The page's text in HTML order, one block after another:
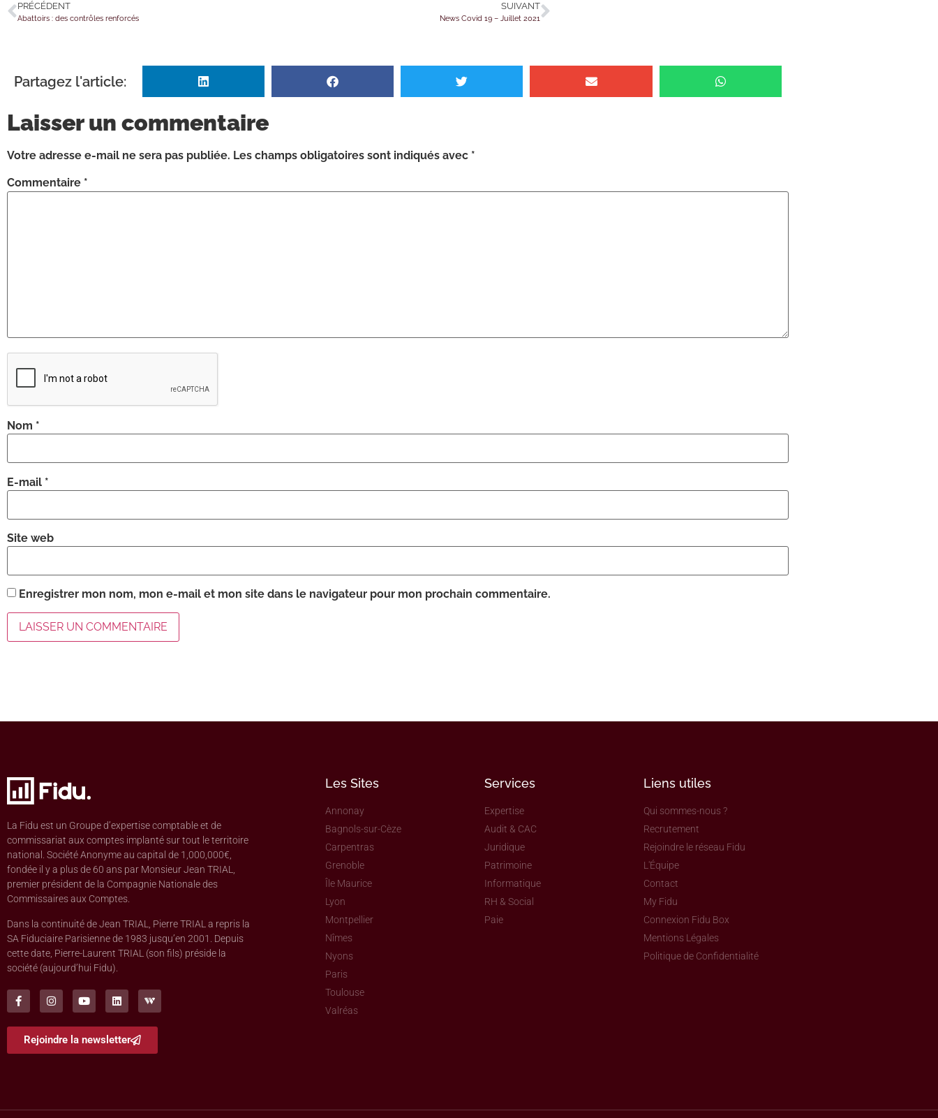
PRÉCÉDENT
Abattoirs : des contrôles renforcés
SUIVANT
News Covid 19 – Juillet 2021
Partagez l'article:
Laisser un commentaire
Votre adresse e-mail ne sera pas publiée. Les champs obligatoires sont indiqués avec *
Commentaire *
Nom *
E-mail *
Site web
Enregistrer mon nom, mon e-mail et mon site dans le navigateur pour mon prochain commentaire.
La Fidu est un Groupe d’expertise comptable et de
commissariat aux comptes implanté sur tout le territoire
national. Société Anonyme au capital de 1,000,000€,
fondée il y a plus de 60 ans par Monsieur Jean TRIAL,
premier président de la Compagnie Nationale des
Commissaires aux Comptes.
Dans la continuité de Jean TRIAL, Pierre TRIAL a repris la
SA Fiduciaire Parisienne de 1983 jusqu’en 2001. Depuis
cette date, Pierre-Laurent TRIAL (son fils) préside la
société (aujourd’hui Fidu).
Rejoindre la newsletter
Les Sites
Annonay
Bagnols-sur-Cèze
Carpentras
Grenoble
Île Maurice
Lyon
Montpellier
Nîmes
Nyons
Paris
Toulouse
Valréas
Services
Expertise
Audit & CAC
Juridique
Patrimoine
Informatique
RH & Social
Paie
Liens utiles
Qui sommes-nous ?
Recrutement
Rejoindre le réseau Fidu
L'Équipe
Contact
My Fidu
Connexion Fidu Box
Mentions Légales
Politique de Confidentialité